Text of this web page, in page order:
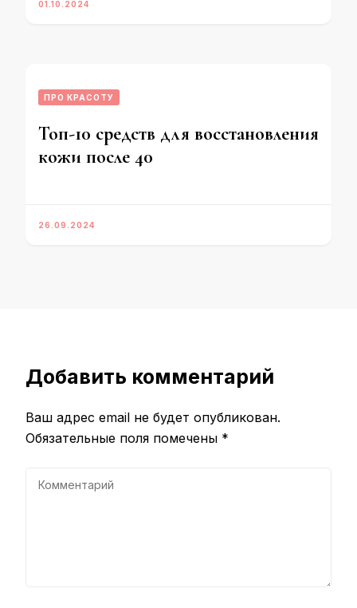
01.10.2024
ПРО КРАСОТУ
Топ-10 средств для восстановления
кожи после 40
26.09.2024
Добавить комментарий
Ваш адрес email не будет опубликован.
Обязательные поля помечены *